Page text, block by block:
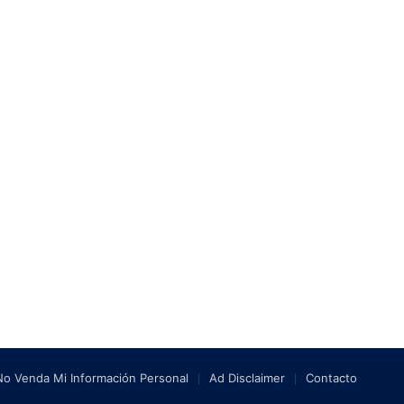
Venda Mi Información Personal Ad Disclaimer Contacto